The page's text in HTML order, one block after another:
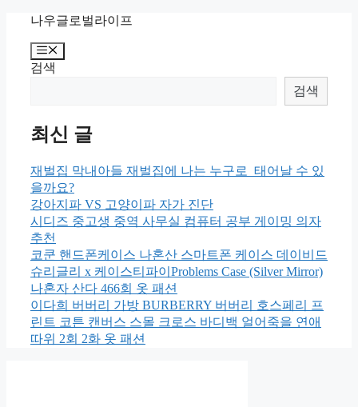
content
나우글로벌라이프
Menu
검색
검색
최신 글
재벌집 막내아들 재벌집에 나는 누구로 태어날 수 있
을까요?
강아지파 VS 고양이파 자가 진단
시디즈 중고생 중역 사무실 컴퓨터 공부 게이밍 의자
추천
코쿤 핸드폰케이스 나혼산 스마트폰 케이스 데이비드
슈리글리 x 케이스티파이Problems Case (Silver Mirror)
나혼자 산다 466회 옷 패션
이다희 버버리 가방 BURBERRY 버버리 호스페리 프
린트 코튼 캔버스 스몰 크로스 바디백 얼어죽을 연애
따위 2회 2화 옷 패션